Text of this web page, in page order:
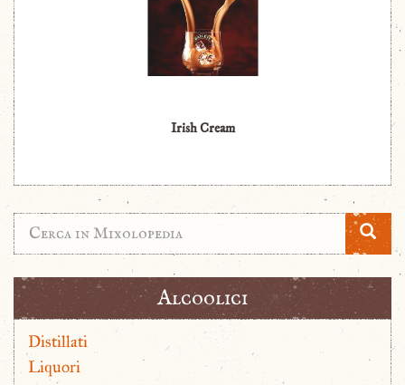
Irish Cream
Alcoolici
Distillati
Liquori